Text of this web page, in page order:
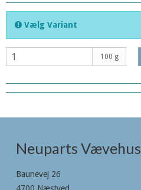
Vælg Variant
100 g
Neuparts Vævehus
Baunevej 26
4700 Næstved